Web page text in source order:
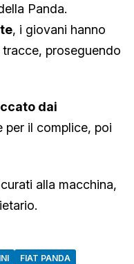
Panda.
, i giovani hanno
proseguendo
dai
per il complice, poi
alla macchina,
FIAT PANDA